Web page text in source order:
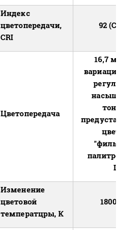
Индекс
цветопередачи,
CRI
92
Цветопередача
16,7
вариаций
палитре
Изменение
цветовой
температцры, К
1800-